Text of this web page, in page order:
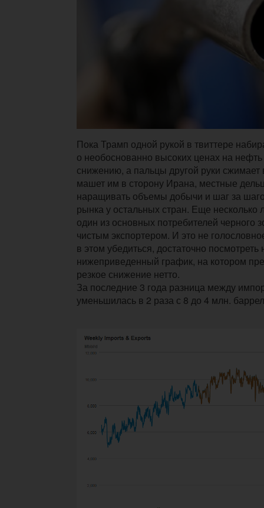
Пока Трамп одной рукой в твиттере
о необоснованно высоких ценах на
снижению, а пальцы другой руки сжимает
машет им в сторону Ирана, местные
наращивать объемы добычи и шаг за
рынка у остальных стран. Еще несколько
один из основных потребителей черного
чистым экспортером. И это не
в этом убедиться, достаточно посмотреть
нижеприведенный график, на котором
резкое снижение нетто.
За последние 3 года разница между
уменьшилась в 2 раза с 8 до 4 млн.